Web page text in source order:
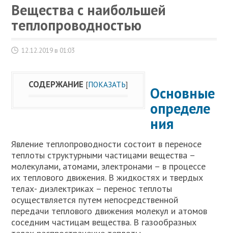
Вещества с наибольшей
теплопроводностью
12.12.2019 в 01:03
СОДЕРЖАНИЕ [ПОКАЗАТЬ]
Основные
определе
ния
Явление теплопроводности состоит в переносе
теплоты структурными частицами вещества –
молекулами, атомами, электронами – в процессе
их теплового движения. В жидкостях и твердых
телах- диэлектриках – перенос теплоты
осуществляется путем непосредственной
передачи теплового движения молекул и атомов
соседним частицам вещества. В газообразных